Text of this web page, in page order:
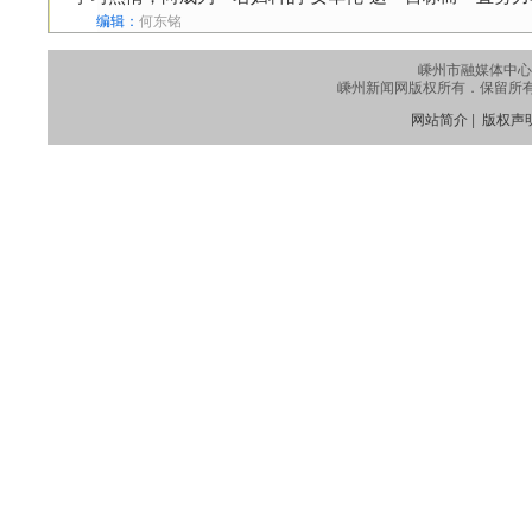
编辑： 何东铭
嵊州市融媒体中
嵊州新闻网版权所有．保留所
网站简介
版权声